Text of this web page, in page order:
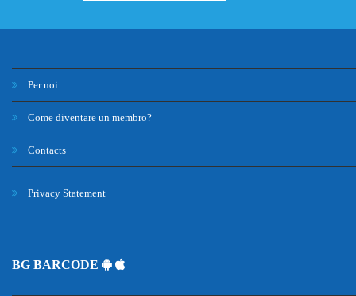
Per noi
Come diventare un membro?
Contacts
Privacy Statement
BG BARCODE